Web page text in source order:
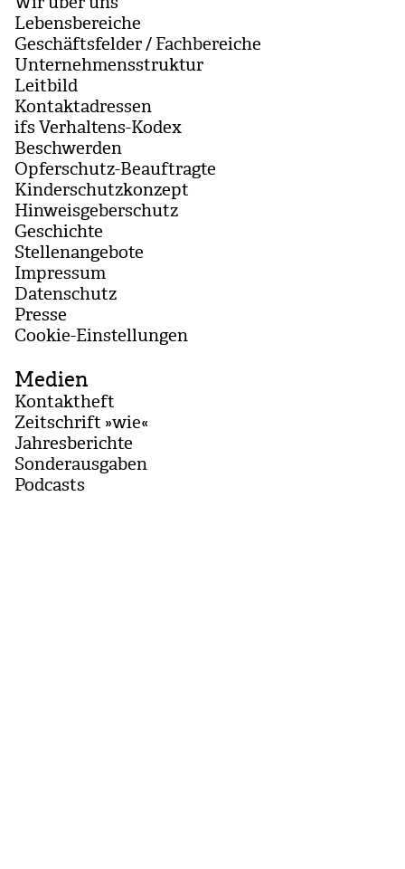
Lebensbereiche
Geschäftsfelder / Fachbereiche
Unternehmensstruktur
Leitbild
Kontaktadressen
ifs Verhaltens-Kodex
Beschwerden
Opferschutz-Beauftragte
Kinderschutzkonzept
Hinweisgeberschutz
Geschichte
Stellenangebote
Impressum
Datenschutz
Presse
Coo­kie-Ein­stel­lun­gen
Medien
Kontaktheft
Zeitschrift »wie«
Jahresberichte
Sonderausgaben
Podcasts